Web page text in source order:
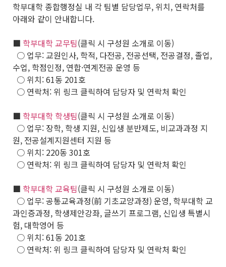
학부대학 종합행정실 내 각 팀별 담당업무, 위치, 연락처를
아래와 같이 안내합니다.
■ 학부대학 교무팀(클릭 시 구성원 소개로 이동)
○ 업무: 교원인사, 학적, 다전공, 전공선택, 전공결정, 졸업,
수업, 학점인정, 연합·연계전공 운영 등
○ 위치: 61동 201호
○ 연락처: 위 링크 클릭하여 담당자 및 연락처 확인
■ 학부대학 학생팀(클릭 시 구성원 소개로 이동)
○ 업무: 장학, 학생 지원, 신입생 분반제도, 비교과과정 지
원, 전공설계지원센터 지원 등
○ 위치: 220동 301호
○ 연락처: 위 링크 클릭하여 담당자 및 연락처 확인
■ 학부대학 교육팀(클릭 시 구성원 소개로 이동)
○ 업무: 공통교육과정(前 기초교양과정) 운영, 학부대학 교
과인증과정, 학생제안강좌, 글쓰기 프로그램, 신입생 특별시
험, 대학영어 등
○ 위치: 61동 201호
○ 연락처: 위 링크 클릭하여 담당자 및 연락처 확인